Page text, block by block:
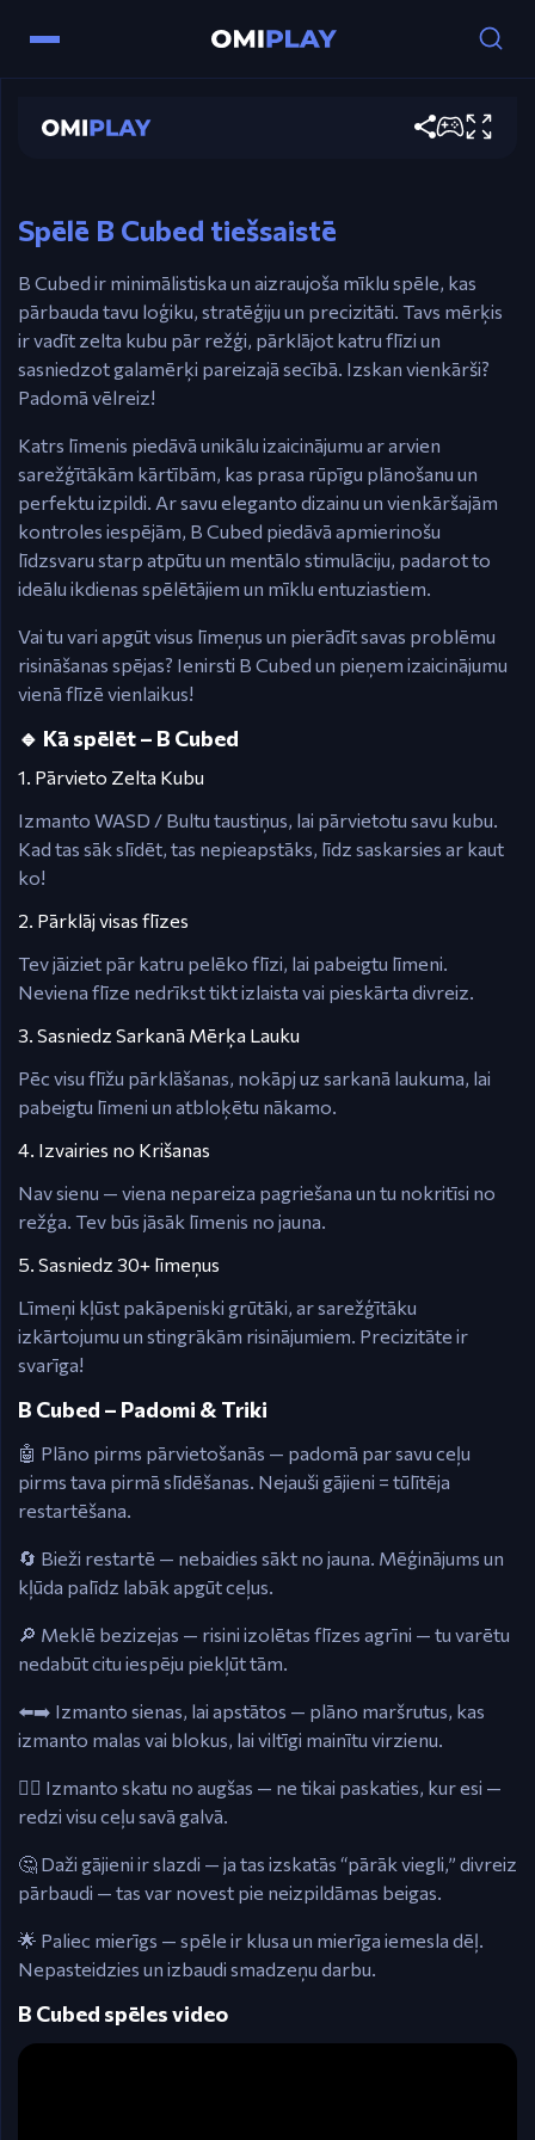
B Cubed
WASD / Bultu taustiņi – pārvieto savu kubu.
Spēlē B Cubed tiešsaistē
B Cubed ir minimālistiska un aizraujoša mīklu spēle, kas
pārbauda tavu loģiku, stratēģiju un precizitāti. Tavs mērķis
ir vadīt zelta kubu pār režģi, pārklājot katru flīzi un
sasniedzot galamērķi pareizajā secībā. Izskan vienkārši?
Padomā vēlreiz!
Katrs līmenis piedāvā unikālu izaicinājumu ar arvien
sarežģītākām kārtībām, kas prasa rūpīgu plānošanu un
perfektu izpildi. Ar savu eleganto dizainu un vienkāršajām
kontroles iespējām, B Cubed piedāvā apmierinošu
līdzsvaru starp atpūtu un mentālo stimulāciju, padarot to
ideālu ikdienas spēlētājiem un mīklu entuziastiem.
Vai tu vari apgūt visus līmeņus un pierādīt savas problēmu
risināšanas spējas? Ienirsti B Cubed un pieņem izaicinājumu
vienā flīzē vienlaikus!
🔹 Kā spēlēt – B Cubed
1. Pārvieto Zelta Kubu
Izmanto WASD / Bultu taustiņus, lai pārvietotu savu kubu.
Kad tas sāk slīdēt, tas nepieapstāks, līdz saskarsies ar kaut
ko!
2. Pārklāj visas flīzes
Tev jāiziet pār katru pelēko flīzi, lai pabeigtu līmeni.
Neviena flīze nedrīkst tikt izlaista vai pieskārta divreiz.
3. Sasniedz Sarkanā Mērķa Lauku
Pēc visu flīžu pārklāšanas, nokāpj uz sarkanā laukuma, lai
pabeigtu līmeni un atbloķētu nākamo.
4. Izvairies no Krišanas
Nav sienu — viena nepareiza pagriešana un tu nokritīsi no
režģa. Tev būs jāsāk līmenis no jauna.
5. Sasniedz 30+ līmeņus
Līmeņi kļūst pakāpeniski grūtāki, ar sarežģītāku
izkārtojumu un stingrākām risinājumiem. Precizitāte ir
svarīga!
B Cubed – Padomi & Triki
🤖 Plāno pirms pārvietošanās — padomā par savu ceļu
pirms tava pirmā slīdēšanas. Nejauši gājieni = tūlītēja
restartēšana.
🔄 Bieži restartē — nebaidies sākt no jauna. Mēģinājums un
kļūda palīdz labāk apgūt ceļus.
🔎 Meklē bezizejas — risini izolētas flīzes agrīni — tu varētu
nedabūt citu iespēju piekļūt tām.
⬅️➡️ Izmanto sienas, lai apstātos — plāno maršrutus, kas
izmanto malas vai blokus, lai viltīgi mainītu virzienu.
🕵️‍♂️ Izmanto skatu no augšas — ne tikai paskaties, kur esi —
redzi visu ceļu savā galvā.
🤔 Daži gājieni ir slazdi — ja tas izskatās “pārāk viegli,” divreiz
pārbaudi — tas var novest pie neizpildāmas beigas.
🌟 Paliec mierīgs — spēle ir klusa un mierīga iemesla dēļ.
Nepasteidzies un izbaudi smadzeņu darbu.
B Cubed spēles video